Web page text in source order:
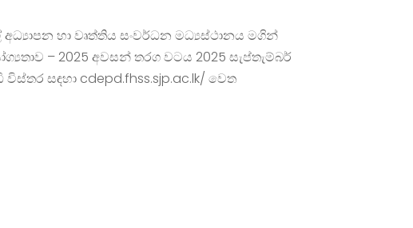
අධ්‍යාපන හා වෘත්තිය සංවර්ධන මධ්‍යස්ථානය මගින්
– 2025 අවසන් තරග වටය 2025 සැප්තැම්බර්
විස්තර සඳහා cdepd.fhss.sjp.ac.lk/ වෙත